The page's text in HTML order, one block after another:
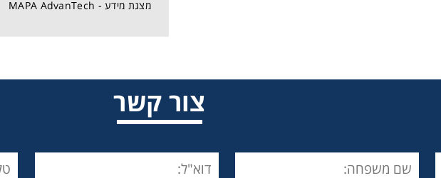
מצגת מידע - MAPA AdvanTech
צור קשר